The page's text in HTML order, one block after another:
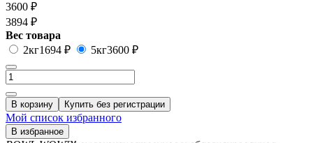
3600 ₽
3894 ₽
Вес товара
2кг1694 ₽ 5кг3600 ₽
В корзину Купить без регистрации
Мой список избранного
В избранное